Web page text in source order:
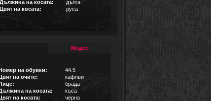
Дължина на косата:
дълга
Цвят на косата: руса
Модел
на обувки:
44.5
на очите:
кафяви
брада
на косата:
къса
на косата: черна